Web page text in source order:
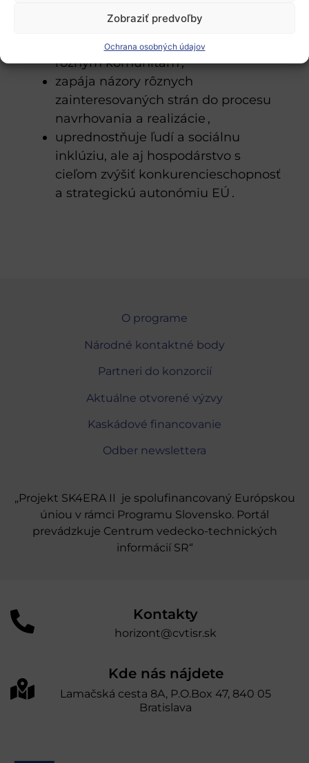
Zobraziť predvoľby
Ochrana osobných údajov
poradenstvo ,
ponúka riešenia šité na mieru
rôznym komunitám ,
zapája názory rôznych
zainteresovaných strán do procesu
navrhovania a realizácie ,
uprednostňuje ľudí a sociálnu
inklúziu, ale aj hospodárstvo s
cieľom zvýšiť konkurencieschopnosť
a strategickú autonómiu EÚ .
O programe
Národné kontaktné body
Partneri do konzorcií
Aktuálne otvorené výzvy
Kaskádové financovanie
Odber newslettera
„Projekt SK4ERA II je spolufinancovaný Európskou
úniou v rámci Programu Slovensko. Portál
prevádzkuje Centrum vedecko-technických
informácií SR“
Kontakty
horizont@cvtisr.sk
Kde nás nájdete
Lamačská cesta 8A, P.O.Box 47, 840 05
Bratislava